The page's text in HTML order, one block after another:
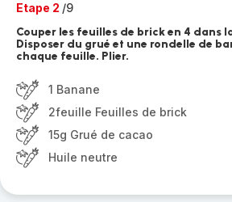
Etape 2 /9
Couper les feuilles de brick en 4 dans
Disposer du grué et une rondelle de
chaque feuille. Plier.
1 Banane
2feuille Feuilles de brick
15g Grué de cacao
Huile neutre